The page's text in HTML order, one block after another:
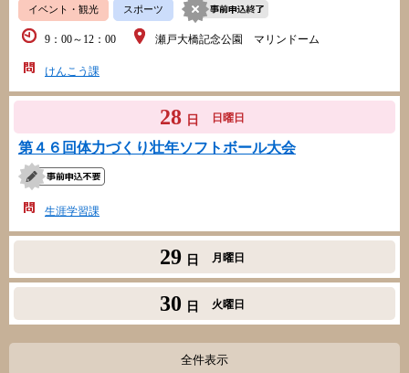
イベント・観光 スポーツ
9：00～12：00 瀬戸大橋記念公園 マリンドーム
けんこう課
28 日 日曜日
第４６回体力づくり壮年ソフトボール大会
生涯学習課
29 日 月曜日
30 日 火曜日
全件表示